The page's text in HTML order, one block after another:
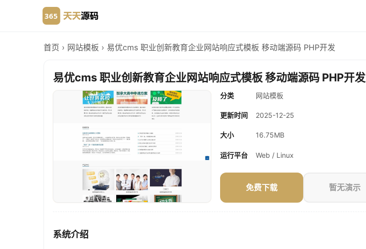
首页 › 网站模板 › 易优cms 职业创新教育企业网站响应式模板 移动端源码 PHP开发
易优cms 职业创新教育企业网站响应式模板 移动端源码 PHP开发
分类 网站模板
更新时间 2025-12-25
大小 16.75MB
运行平台 Web / Linux
免费下载 暂无演示
系统介绍